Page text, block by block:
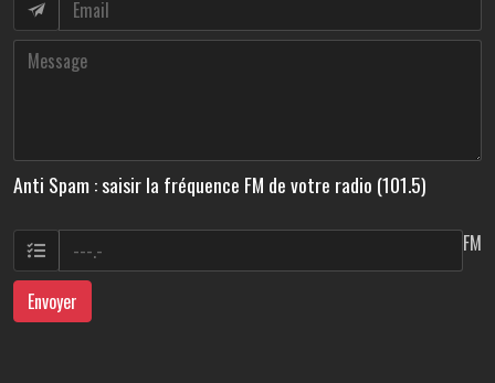
Anti Spam : saisir la fréquence FM de votre radio (101.5)
FM
Envoyer